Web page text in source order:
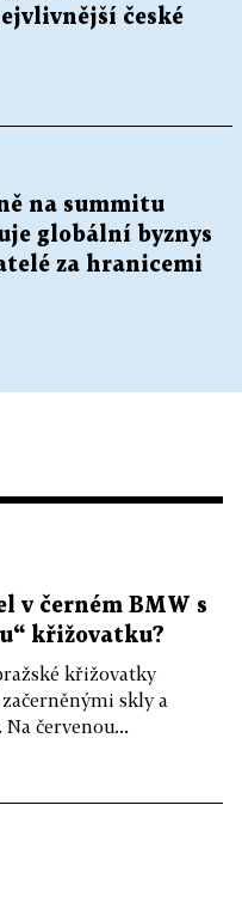
české
na summitu
globální byznys
za hranicemi
v černém BMW s
křižovatku?
křižovatky
skly a
červenou...